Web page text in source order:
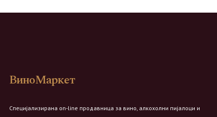
ВиноМаркет
Специјализирана on-line продавница за вино, алкохолни пијалоци и